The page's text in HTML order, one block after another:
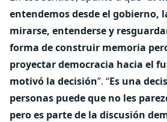
entendemos desde el gobierno,
mirarse, entenderse y
forma de construir memoria
proyectar democracia hacia el
motivó la decisión”. “Es una
personas puede que no les
pero es parte de la discusión